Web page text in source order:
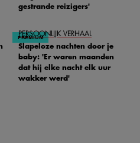
gestrande reizigers'
PERSOONLIJK VERHAAL
Slapeloze nachten door je
baby: 'Er waren maanden
dat hij elke nacht elk uur
wakker werd'